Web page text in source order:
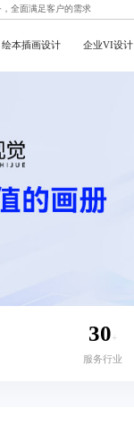
全面满足客户的需求
绘本插画设计 企业VI设计
30+
服务行业